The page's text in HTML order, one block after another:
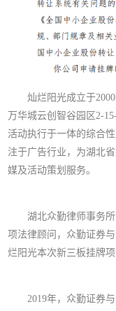
灿烂阳光成立于
万华城云创智谷园区2-
活动执行于一体的综合
注于广告行业，为湖北
媒及活动策划服务。
湖北众勤律师事务
项法律顾问，众勤证券
烂阳光本次新三板挂牌
2019年，众勤证券